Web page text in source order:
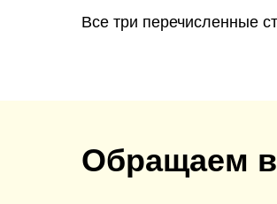
Все три перечисленные
Обращаем